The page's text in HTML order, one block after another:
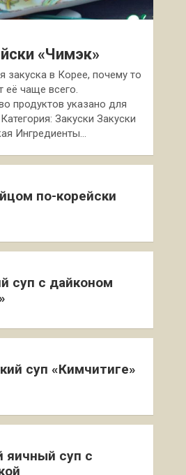
«Чимэк»
закуска в Корее, почему то
её чаще всего.
продуктов указано для
Закуски Закуски
Ингредиенты…
по-корейски
суп с дайконом
суп «Кимчитиге»
яичный суп с